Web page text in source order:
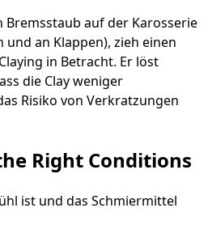
Bremsstaub auf der Karosserie
an Klappen), zieh einen
in Betracht. Er löst
die Clay weniger
Risiko von Verkratzungen
Right Conditions
ist und das Schmiermittel